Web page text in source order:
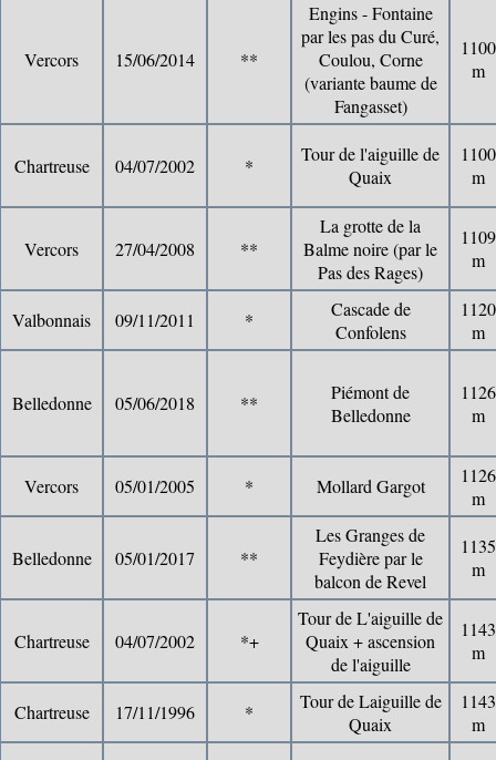
Vercors 15/06/2014 **
Engins - Fontaine
par les pas du Curé,
Coulou, Corne
(variante baume de
Fangasset)
1100
m
Chartreuse 04/07/2002 *
Tour de l'aiguille de
Quaix
1100
m
Vercors 27/04/2008 **
La grotte de la
Balme noire (par le
Pas des Rages)
1109
m
Valbonnais 09/11/2011 *
Cascade de
Confolens
1120
m
Belledonne 05/06/2018 **
Piémont de
Belledonne
1126
m
Vercors 05/01/2005 * Mollard Gargot
1126
m
Belledonne 05/01/2017 **
Les Granges de
Feydière par le
balcon de Revel
1135
m
Chartreuse 04/07/2002 *+
Tour de L'aiguille de
Quaix + ascension
de l'aiguille
1143
m
Chartreuse 17/11/1996 *
Tour de Laiguille de
Quaix
1143
m